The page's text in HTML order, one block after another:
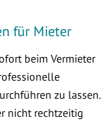
für Mieter
beim Vermieter
zu lassen.
nicht rechtzeitig